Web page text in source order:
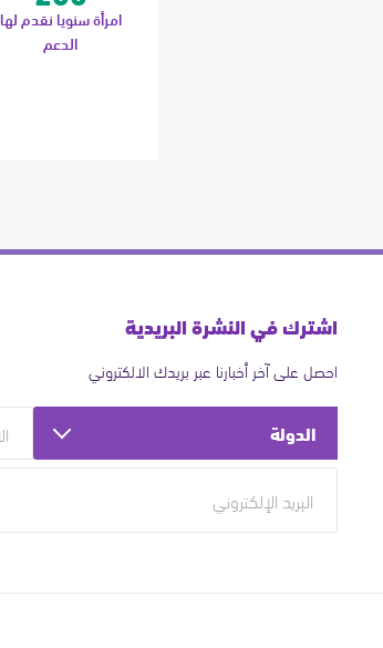
امرأة سنويا نقدم لها
الدعم
اشترك في النشرة البريدية
احصل على آخر أخبارنا عبر بريدك الالكتروني
الدولة